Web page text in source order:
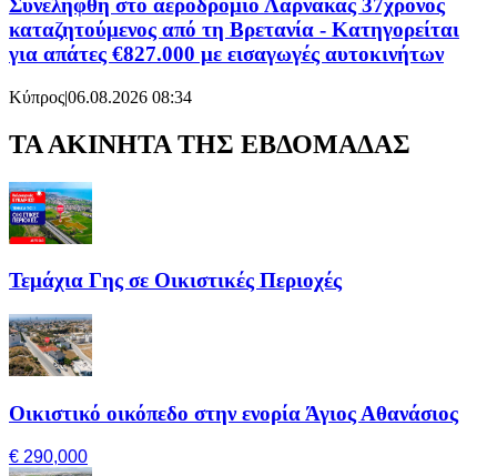
Συνελήφθη στο αεροδρόμιο Λάρνακας 37χρονος
καταζητούμενος από τη Βρετανία - Κατηγορείται
για απάτες €827.000 με εισαγωγές αυτοκινήτων
Κύπρος|06.08.2026 08:34
ΤΑ ΑΚΙΝΗΤΑ ΤΗΣ ΕΒΔΟΜΑΔΑΣ
Τεμάχια Γης σε Οικιστικές Περιοχές
Οικιστικό οικόπεδο στην ενορία Άγιος Αθανάσιος
€ 290,000